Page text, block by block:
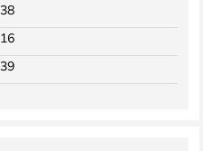
16
38
39